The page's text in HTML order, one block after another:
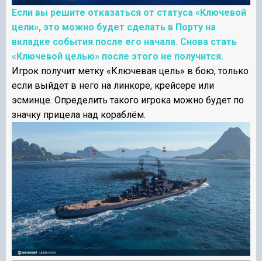
Если вы решите отказаться от статуса «Ключевой
цели», это можно будет сделать в Порту на
вкладке события после его начала. Снова стать
«Ключевой целью» после этого не получится.
Игрок получит метку «Ключевая цель» в бою, только
если выйдет в него на линкоре, крейсере или
эсминце. Определить такого игрока можно будет по
значку прицела над кораблём.